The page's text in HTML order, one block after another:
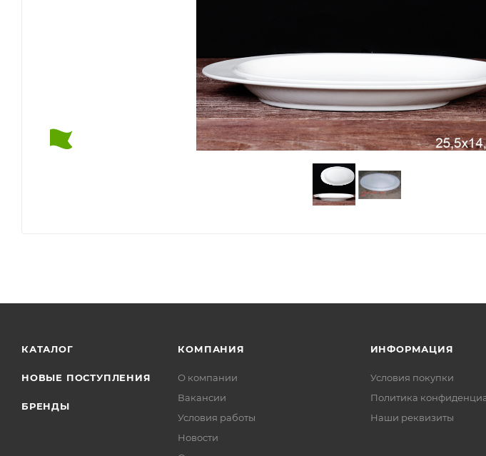
КАТАЛОГ
НОВЫЕ ПОСТУПЛЕНИЯ
БРЕНДЫ
КОМПАНИЯ
О компании
Вакансии
Условия работы
Новости
ИНФОРМАЦИЯ
Условия покупки
Политика
Наши реквизиты